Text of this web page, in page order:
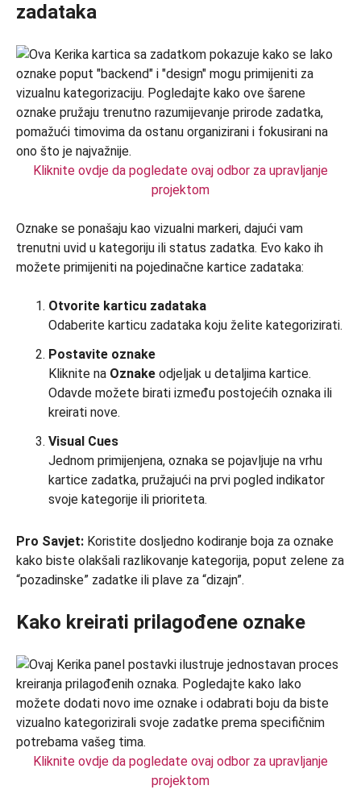
zadataka
Kliknite ovdje da pogledate ovaj odbor za upravljanje
projektom
Oznake se ponašaju kao vizualni markeri, dajući vam
trenutni uvid u kategoriju ili status zadatka. Evo kako ih
možete primijeniti na pojedinačne kartice zadataka:
Otvorite karticu zadataka
Odaberite karticu zadataka koju želite kategorizirati.
Postavite oznake
Kliknite na Oznake odjeljak u detaljima kartice.
Odavde možete birati između postojećih oznaka ili
kreirati nove.
Visual Cues
Jednom primijenjena, oznaka se pojavljuje na vrhu
kartice zadatka, pružajući na prvi pogled indikator
svoje kategorije ili prioriteta.
Pro Savjet: Koristite dosljedno kodiranje boja za oznake
kako biste olakšali razlikovanje kategorija, poput zelene za
“pozadinske” zadatke ili plave za “dizajn”.
Kako kreirati prilagođene oznake
Kliknite ovdje da pogledate ovaj odbor za upravljanje
projektom